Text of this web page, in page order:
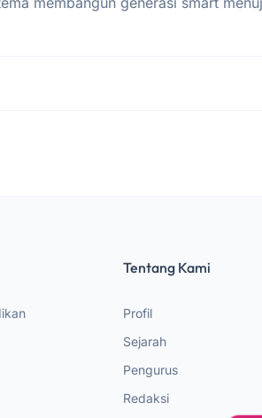
Tentang Kami
Profil
Sejarah
Pengurus
Redaksi